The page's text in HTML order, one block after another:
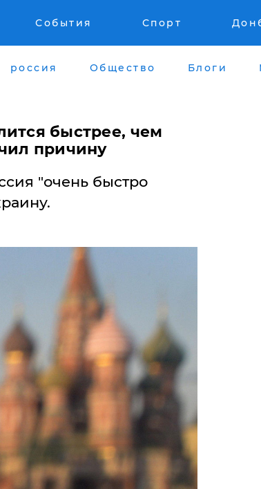
События Спорт
россия Общество Блоги
быстрее, чем
причину
"очень быстро